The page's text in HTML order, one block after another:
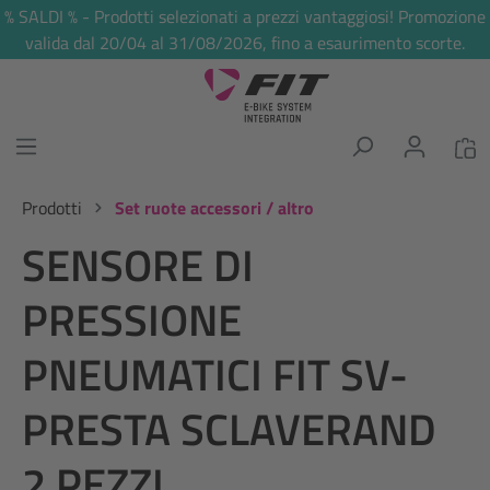
principale
% SALDI % - Prodotti selezionati a prezzi vantaggiosi! Promozione
valida dal 20/04 al 31/08/2026, fino a esaurimento scorte.
Prodotti Set ruote accessori / altro
SENSORE DI
PRESSIONE
PNEUMATICI FIT SV-
PRESTA SCLAVERAND